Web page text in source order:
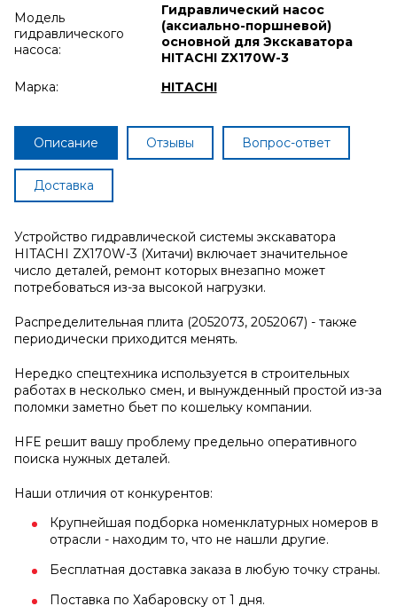
Модель
гидравлического
насоса:
Гидравлический насос
(аксиально-поршневой)
основной для Экскаватора
HITACHI ZX170W-3
Марка:
HITACHI
Описание Отзывы Вопрос-ответ
Доставка
Устройство гидравлической системы экскаватора
HITACHI ZX170W-3 (Хитачи) включает значительное
число деталей, ремонт которых внезапно может
потребоваться из-за высокой нагрузки.
Распределительная плита (2052073, 2052067) - также
периодически приходится менять.
Нередко спецтехника используется в строительных
работах в несколько смен, и вынужденный простой из-за
поломки заметно бьет по кошельку компании.
HFE решит вашу проблему предельно оперативного
поиска нужных деталей.
Наши отличия от конкурентов:
Крупнейшая подборка номенклатурных номеров в
отрасли - находим то, что не нашли другие.
Бесплатная доставка заказа в любую точку страны.
Поставка по Хабаровску от 1 дня.